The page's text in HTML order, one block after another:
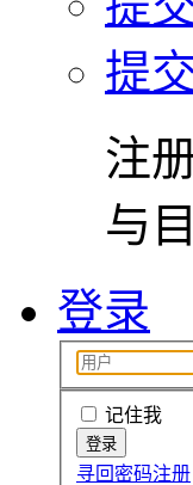
提
注
与
登录
记住我
寻回密码注册